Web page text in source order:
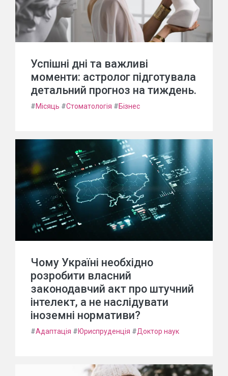
Успішні дні та важливі
моменти: астролог підготувала
детальний прогноз на тиждень.
#Місяць #Стоматологія #Бізнес
Чому Україні необхідно
розробити власний
законодавчий акт про штучний
інтелект, а не наслідувати
іноземні нормативи?
#Адаптація #Юриспруденція #Доктор наук